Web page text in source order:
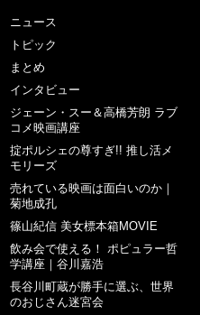
ニュース
トピック
まとめ
インタビュー
ジェーン・スー＆高橋芳朗 ラブ
コメ映画講座
掟ポルシェの尊すぎ!! 推し活メ
モリーズ
売れている映画は面白いのか｜
菊地成孔
篠山紀信 美女標本箱MOVIE
飲み会で使える！ ポピュラー哲
学講座｜谷川嘉浩
長谷川町蔵が勝手に選ぶ、世界
のおじさん迷宮会